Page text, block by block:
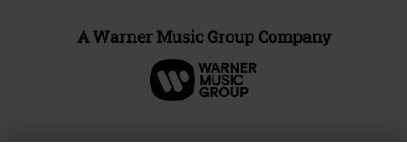
A Warner Music Group Company